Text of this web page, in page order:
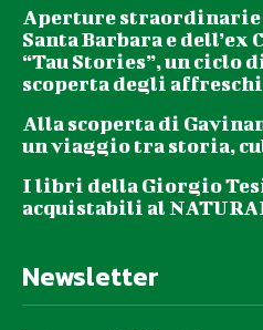
Aperture straordinarie
Santa Barbara e dell’ex
“Tau Stories”, un ciclo
scoperta degli
Alla scoperta di
un viaggio tra storia,
I libri della Giorgio
acquistabili al
Newsletter